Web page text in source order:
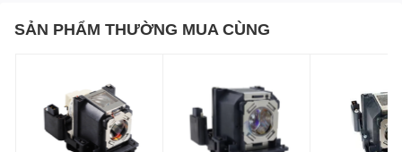
SẢN PHẨM THƯỜNG MUA CÙNG